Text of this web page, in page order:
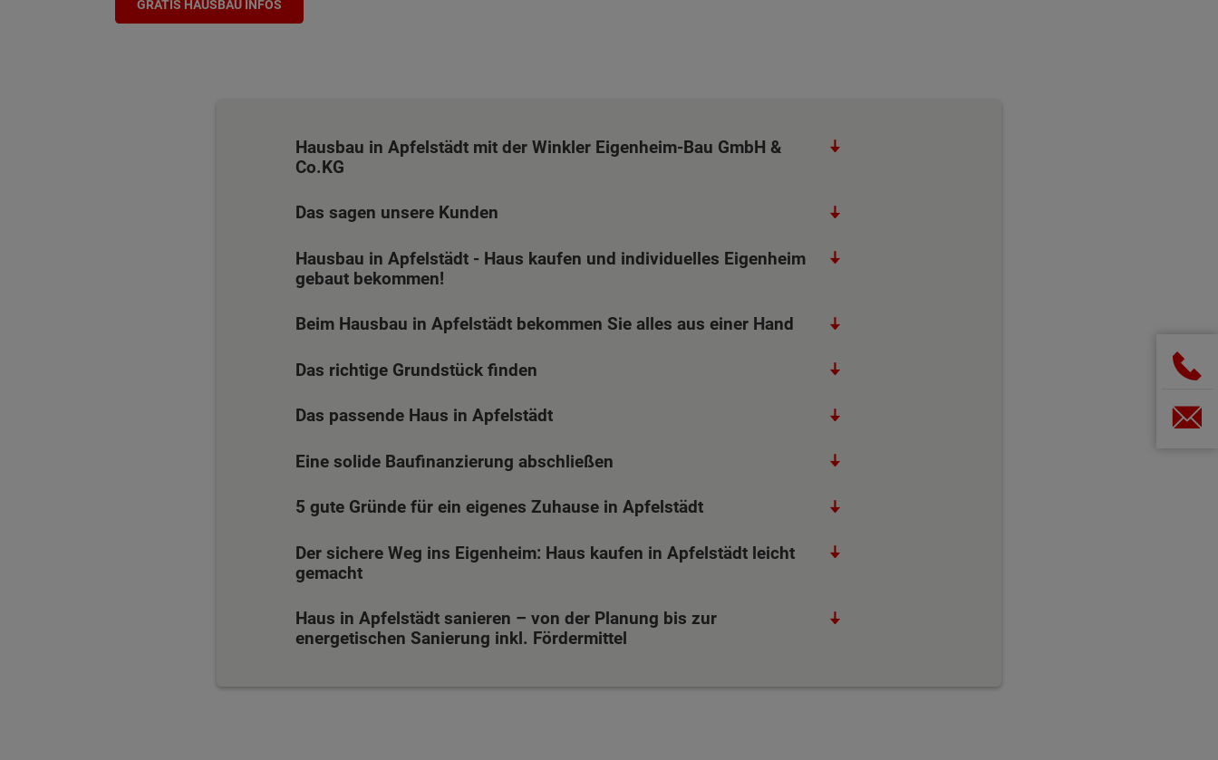
GRATIS HAUSBAU INFOS
Hausbau in Apfelstädt mit der Winkler Eigenheim-Bau GmbH &
Co.KG
Das sagen unsere Kunden
Hausbau in Apfelstädt - Haus kaufen und individuelles Eigenheim
gebaut bekommen!
Beim Hausbau in Apfelstädt bekommen Sie alles aus einer Hand
Das richtige Grundstück finden
Das passende Haus in Apfelstädt
Eine solide Baufinanzierung abschließen
5 gute Gründe für ein eigenes Zuhause in Apfelstädt
Der sichere Weg ins Eigenheim: Haus kaufen in Apfelstädt leicht
gemacht
Haus in Apfelstädt sanieren – von der Planung bis zur
energetischen Sanierung inkl. Fördermittel